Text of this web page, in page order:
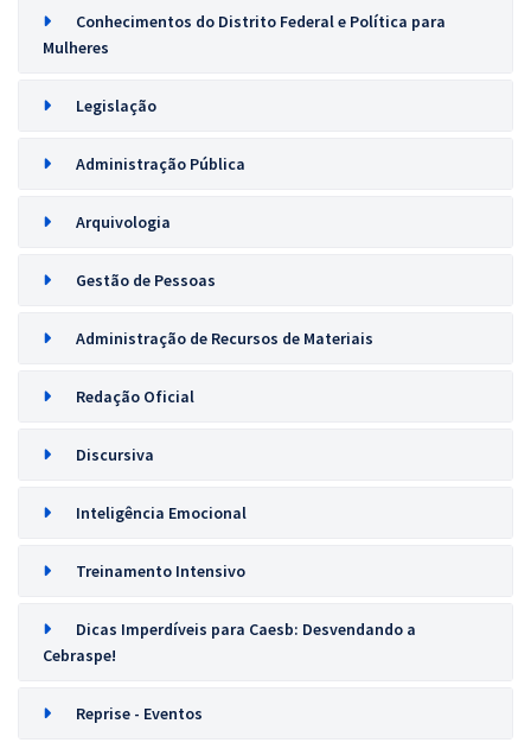
Conhecimentos do Distrito Federal e Política para
Mulheres
Legislação
Administração Pública
Arquivologia
Gestão de Pessoas
Administração de Recursos de Materiais
Redação Oficial
Discursiva
Inteligência Emocional
Treinamento Intensivo
Dicas Imperdíveis para Caesb: Desvendando a
Cebraspe!
Reprise - Eventos